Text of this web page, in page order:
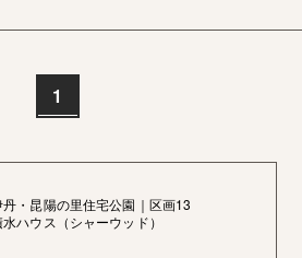
1
丹・昆陽の里住宅公園｜区画13
ハウス（シャーウッド）